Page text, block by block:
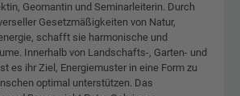
Geomantin und Seminarleiterin. Durch
Gesetzmäßigkeiten von Natur,
schafft sie harmonische und
Innerhalb von Landschafts-, Garten- und
es ihr Ziel, Energiemuster in eine Form zu
optimal unterstützen. Das